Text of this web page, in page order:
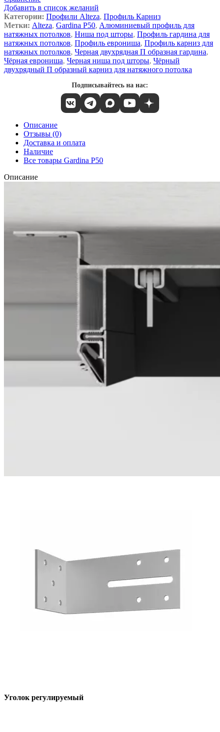
Добавить в список желаний
Категории: Профили Alteza, Профиль Карниз
Метки: Alteza, Gardina P50, Алюминиевый профиль для
натяжных потолков, Ниша под шторы, Профиль гардина для
натяжных потолков, Профиль еврониша, Профиль карниз для
натяжных потолков, Черная двухрядная П образная гардина,
Чёрная еврониша, Черная ниша под шторы, Чёрный
двухрядный П образный карниз для натяжного потолка
Подписывайтесь на нас:
Описание
Отзывы (0)
Доставка и оплата
Наличие
Все товары Gardina P50
Описание
Уголок регулируемый